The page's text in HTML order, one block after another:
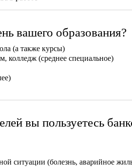
вашего образования?
(а также курсы)
колледж (среднее специальное)
вы пользуетесь
ситуации (болезнь, аварийное